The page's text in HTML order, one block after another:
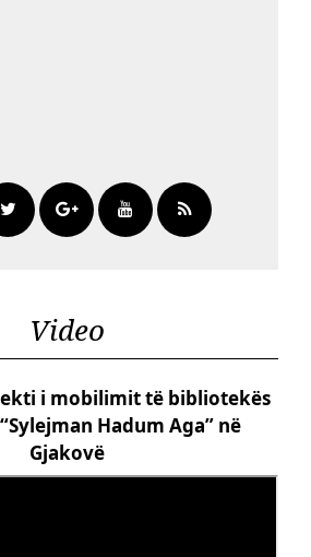
Video
i mobilimit të bibliotekës
Hadum Aga” në
Gjakovë